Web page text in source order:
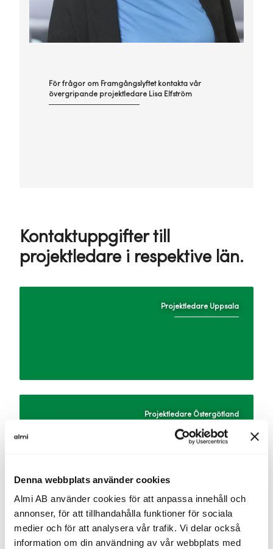
Denna webbplats använder cookies
Almi AB använder cookies för att anpassa innehåll och
annonser, för att tillhandahålla funktioner för sociala
medier och för att analysera vår trafik. Vi delar också
information om din användning av vår webbplats med
För frågor om Framgångslyftet kontakta vår
övergripande projektledare Lisa Elfström
Kontaktuppgifter till
projektledare i respektive län.
Projektledare Uppsala
Projektledare Östergötland
Projektledare Sörmland